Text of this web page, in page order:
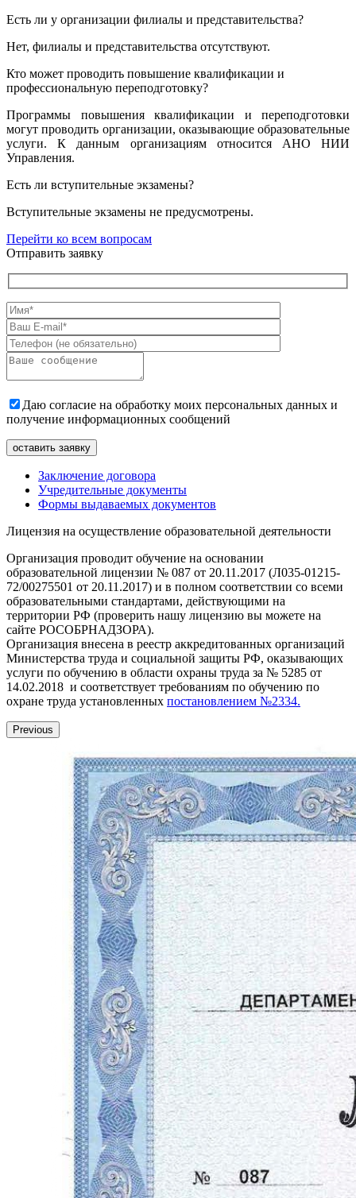
Есть ли у организации филиалы и представительства?
Нет, филиалы и представительства отсутствуют.
Кто может проводить повышение квалификации и
профессиональную переподготовку?
Программы повышения квалификации и переподготовки
могут проводить организации, оказывающие образовательные
услуги. К данным организациям относится АНО НИИ
Управления.
Есть ли вступительные экзамены?
Вступительные экзамены не предусмотрены.
Перейти ко всем вопросам
Отправить заявку
Даю согласие на обработку моих персональных данных и
получение информационных сообщений
Заключение договора
Учредительные документы
Формы выдаваемых документов
Лицензия на осуществление образовательной деятельности
Организация проводит обучение на основании
образовательной лицензии № 087 от 20.11.2017 (Л035-01215-
72/00275501 от 20.11.2017) и в полном соответствии со всеми
образовательными стандартами, действующими на
территории РФ (проверить нашу лицензию вы можете на
сайте РОСОБРНАДЗОРА).
Организация внесена в реестр аккредитованных организаций
Министерства труда и социальной защиты РФ, оказывающих
услуги по обучению в области охраны труда за № 5285 от
14.02.2018 и соответствует требованиям по обучению по
охране труда установленных постановлением №2334.
Previous